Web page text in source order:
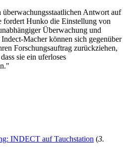
überwachungsstaatlichen Antwort auf
fordert Hunko die Einstellung von
Überwachung und
Macher können sich gegenüber
Forschungsauftrag zurückziehen,
sie ein uferloses
INDECT auf Tauchstation (3.